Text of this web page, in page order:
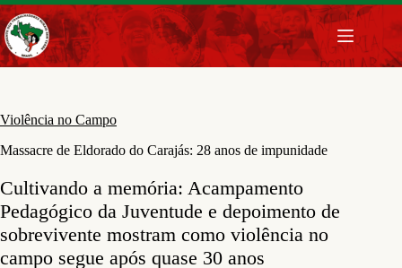
Pular
para
o
conteúdo
Violência no Campo
Massacre de Eldorado do Carajás: 28 anos de impunidade
Cultivando a memória: Acampamento
Pedagógico da Juventude e depoimento de
sobrevivente mostram como violência no
campo segue após quase 30 anos